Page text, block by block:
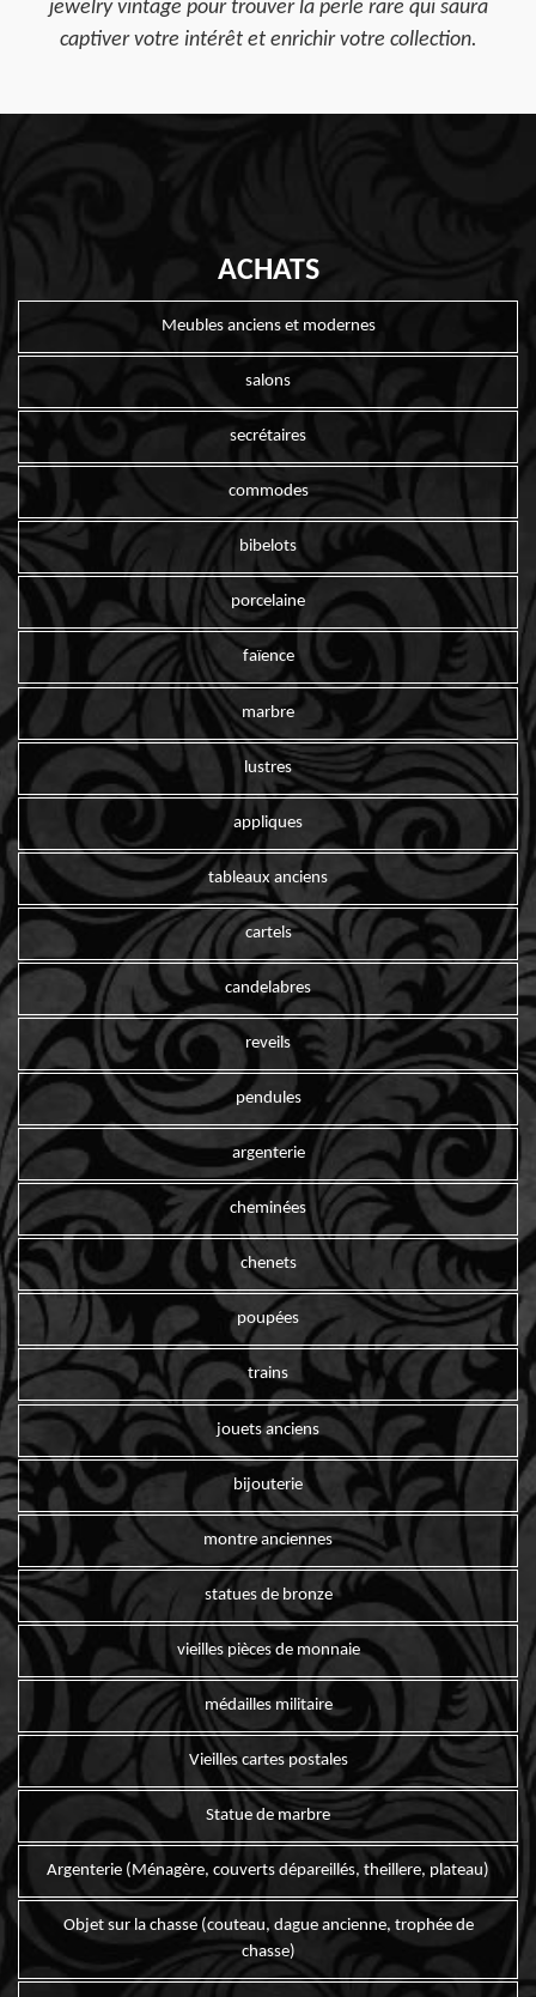
jewelry vintage pour trouver la perle rare qui saura
captiver votre intérêt et enrichir votre collection.
ACHATS
Meubles anciens et modernes
salons
secrétaires
commodes
bibelots
porcelaine
faïence
marbre
lustres
appliques
tableaux anciens
cartels
candelabres
reveils
pendules
argenterie
cheminées
chenets
poupées
trains
jouets anciens
bijouterie
montre anciennes
statues de bronze
vieilles pièces de monnaie
médailles militaire
Vieilles cartes postales
Statue de marbre
Argenterie (Ménagère, couverts dépareillés, theillere, plateau)
Objet sur la chasse (couteau, dague ancienne, trophée de
chasse)